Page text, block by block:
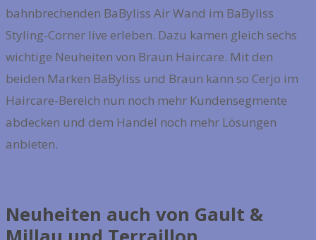
bahnbrechenden BaByliss Air Wand im BaByliss
Styling-Corner live erleben. Dazu kamen gleich sechs
wichtige Neuheiten von Braun Haircare. Mit den
beiden Marken BaByliss und Braun kann so Cerjo im
Haircare-Bereich nun noch mehr Kundensegmente
abdecken und dem Handel noch mehr Lösungen
anbieten.
Neuheiten auch von Gault &